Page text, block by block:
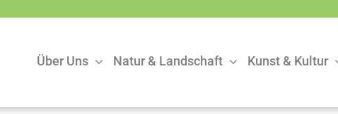
Über Uns Natur & Landschaft Kunst & Kultur